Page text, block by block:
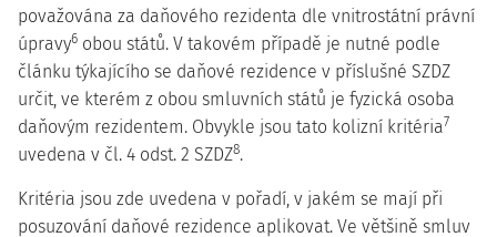
považována za daňového rezidenta dle vnitrostátní právní
úpravy6 obou států. V takovém případě je nutné podle
článku týkajícího se daňové rezidence v příslušné SZDZ
určit, ve kterém z obou smluvních států je fyzická osoba
daňovým rezidentem. Obvykle jsou tato kolizní kritéria7
uvedena v čl. 4 odst. 2 SZDZ8.
Kritéria jsou zde uvedena v pořadí, v jakém se mají při
posuzování daňové rezidence aplikovat. Ve většině smluv